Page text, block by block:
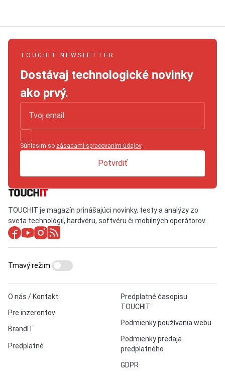
TOUCHIT NEWSLETTER
Dostávaj technologické novinky
ako prvý.
Súhlasím so zásadami spracovaním údajov.
Potvrdiť
TOUCHIT je magazín prinášajúci novinky, testy a analýzy zo
sveta technológií, hardvéru, softvéru či mobilných operátorov.
O nás / Kontakt
Pre inzerentov
BrandIT
Predplatné
Predplatné časopisu
TOUCHIT
Podmienky používania webu
Podmienky predaja
predplatného
GDPR
Tmavý režim